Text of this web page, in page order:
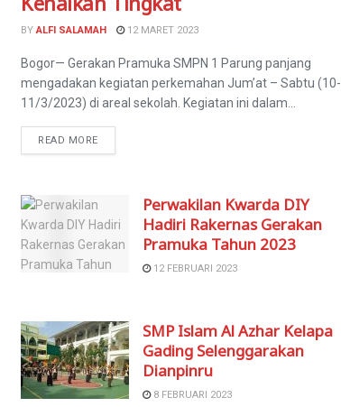
BY ALFI SALAMAH 12 MARET 2023
Bogor— Gerakan Pramuka SMPN 1 Parung panjang
mengadakan kegiatan perkemahan Jum’at – Sabtu (10-
11/3/2023) di areal sekolah. Kegiatan ini dalam...
READ MORE
Perwakilan Kwarda DIY
Hadiri Rakernas Gerakan
Pramuka Tahun 2023
12 FEBRUARI 2023
SMP Islam Al Azhar Kelapa
Gading Selenggarakan
Dianpinru
8 FEBRUARI 2023